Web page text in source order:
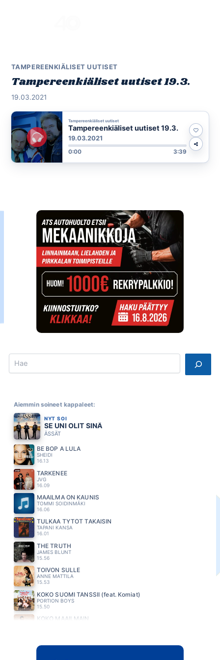
TAMPEREENKIÄLISET UUTISET
Tampereenkiäliset uutiset 19.3.
19.03.2021
Tampereenkiäliset uutiset
Tampereenkiäliset uutiset 19.3.
19.03.2021
0:00 3:39
Search
Aiemmin soineet kappaleet:
NYT SOI
SE UNI OLIT SINÄ
ÄSSÄT
BE BOP A LULA
SHEIDI
16.13
TARKENEE
JVG
16.09
MAAILMA ON KAUNIS
TOMMI SOIDINMÄKI
16.06
TULKAA TYTÖT TAKAISIN
TAPANI KANSA
16.01
THE TRUTH
JAMES BLUNT
15.56
TOIVON SULLE
ANNE MATTILA
15.53
KOKO SUOMI TANSSII (feat. Komiat)
PORTION BOYS
15.50
KOKO MAAILMAIN
BILLY OCEAN